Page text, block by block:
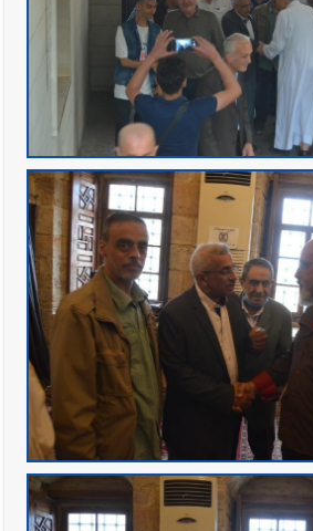
شُيّعوا في ‫غزة‬ بعد أن بقوا تحت الأنقاض منذ عام 2023: أيُعقل أن
كل هذا الألم؟ وإلى متى تستمر هذه
والضمائر؟
نادي الأهلي صيدا بإحرازه بطولة لبنان
على التوالي
نادي الأهلي صيدا بإحرازه بطولة لبنان
على التوالي
بلديتي صيدا وصور يشاركان في ورشة
البحرية وشباك الصيد المهملة